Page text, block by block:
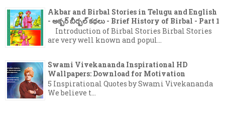
Akbar and Birbal Stories in Telugu and English
- అక్బర్ బీర్బల్ కథలు - Brief History of Birbal - Part 1
Introduction of Birbal Stories Birbal Stories
are very well known and popul...
Swami Vivekananda Inspirational HD
Wallpapers: Download for Motivation
5 Inspirational Quotes by Swami Vivekananda
We believe t...